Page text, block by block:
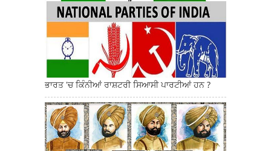
ਭਾਰਤ 'ਚ ਕਿੰਨੀਆਂ ਰਾਸ਼ਟਰੀ ਸਿਆਸੀ ਪਾਰਟੀਆਂ ਹਨ ?